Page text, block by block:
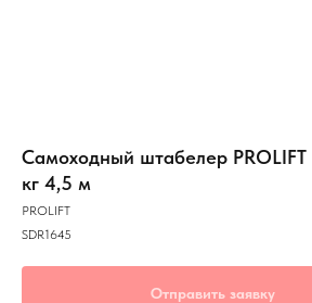
Самоходный штабелер PROLIFT
кг 4,5 м
PROLIFT
SDR1645
Отправить заявку